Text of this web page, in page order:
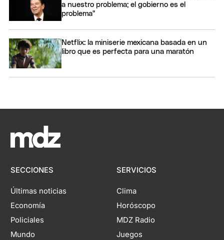
a nuestro problema; el gobierno es el
problema"
Netflix: la miniserie mexicana basada en un
libro que es perfecta para una maratón
SECCIONES
Últimas noticias
Economía
Policiales
Mundo
SERVICIOS
Clima
Horóscopo
MDZ Radio
Juegos